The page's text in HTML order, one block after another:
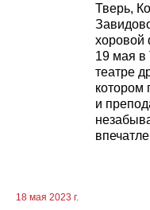
Тверь,
хоровой
19 мая в
театре
котором
и
18 мая 2023 г.